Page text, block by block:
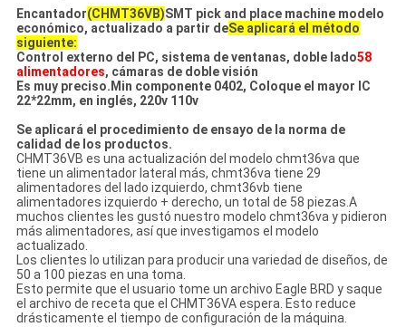
Encantador(CHMT36VB)SMT pick and place machine modelo
económico, actualizado a partir deSe aplicará el método
siguiente:
Control externo del PC, sistema de ventanas, doble lado58
alimentadores, cámaras de doble visión
Es muy preciso. Min componente 0402, Coloque el mayor IC
22*22mm, en inglés, 220v 110v
Se aplicará el procedimiento de ensayo de la norma de
calidad de los productos.
CHMT36VB es una actualización del modelo chmt36va que
tiene un alimentador lateral más, chmt36va tiene 29
alimentadores del lado izquierdo, chmt36vb tiene
alimentadores izquierdo + derecho, un total de 58 piezas.A
muchos clientes les gustó nuestro modelo chmt36va y pidieron
más alimentadores, así que investigamos el modelo
actualizado.
Los clientes lo utilizan para producir una variedad de diseños, de
50 a 100 piezas en una toma.
Esto permite que el usuario tome un archivo Eagle BRD y saque
el archivo de receta que el CHMT36VA espera. Esto reduce
drásticamente el tiempo de configuración de la máquina.